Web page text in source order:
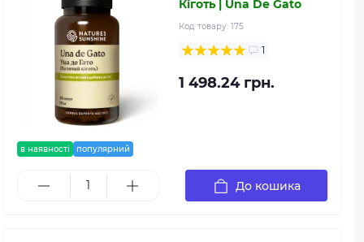
в наявності популярний
Кіготь | Una De Gato
Код товару: 175
1
1 498.24 грн.
До кошика